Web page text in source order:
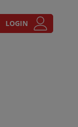
LOGIN